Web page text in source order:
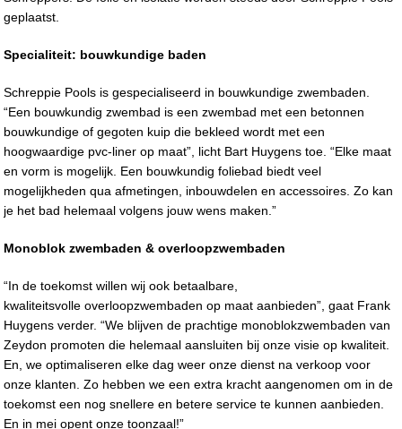
geplaatst.
Specialiteit: bouwkundige baden
Schreppie Pools is gespecialiseerd in bouwkundige zwembaden.
“Een bouwkundig zwembad is een zwembad met een betonnen
bouwkundige of gegoten kuip die bekleed wordt met een
hoogwaardige pvc-liner op maat”, licht Bart Huygens toe. “Elke maat
en vorm is mogelijk. Een bouwkundig foliebad biedt veel
mogelijkheden qua afmetingen, inbouwdelen en accessoires. Zo kan
je het bad helemaal volgens jouw wens maken.”
Monoblok zwembaden & overloopzwembaden
“In de toekomst willen wij ook betaalbare,
kwaliteitsvolle overloopzwembaden op maat aanbieden”, gaat Frank
Huygens verder. “We blijven de prachtige monoblokzwembaden van
Zeydon promoten die helemaal aansluiten bij onze visie op kwaliteit.
En, we optimaliseren elke dag weer onze dienst na verkoop voor
onze klanten. Zo hebben we een extra kracht aangenomen om in de
toekomst een nog snellere en betere service te kunnen aanbieden.
En in mei opent onze toonzaal!”